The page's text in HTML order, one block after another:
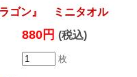
ゴン』 ミニタオル
880円 (税込)
枚